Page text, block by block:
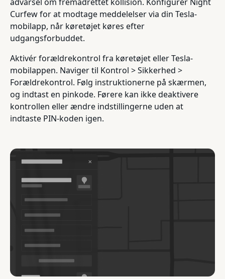
Curfew for at modtage meddelelser via din Tesla-
mobilapp, når køretøjet køres efter
udgangsforbuddet.
Aktivér forældrekontrol fra køretøjet eller Tesla-
mobilappen. Naviger til Kontrol > Sikkerhed >
Forældrekontrol. Følg instruktionerne på skærmen,
og indtast en pinkode. Førere kan ikke deaktivere
kontrollen eller ændre indstillingerne uden at
indtaste PIN-koden igen.